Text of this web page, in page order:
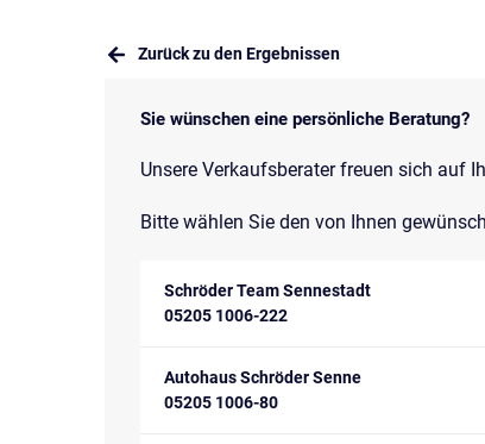
Zurück zu den Ergebnissen
Sie wünschen eine persönliche Beratung?
Unsere Verkaufsberater freuen sich auf
Bitte wählen Sie den von Ihnen
Schröder Team Sennestadt
05205 1006-222
Autohaus Schröder Senne
05205 1006-80